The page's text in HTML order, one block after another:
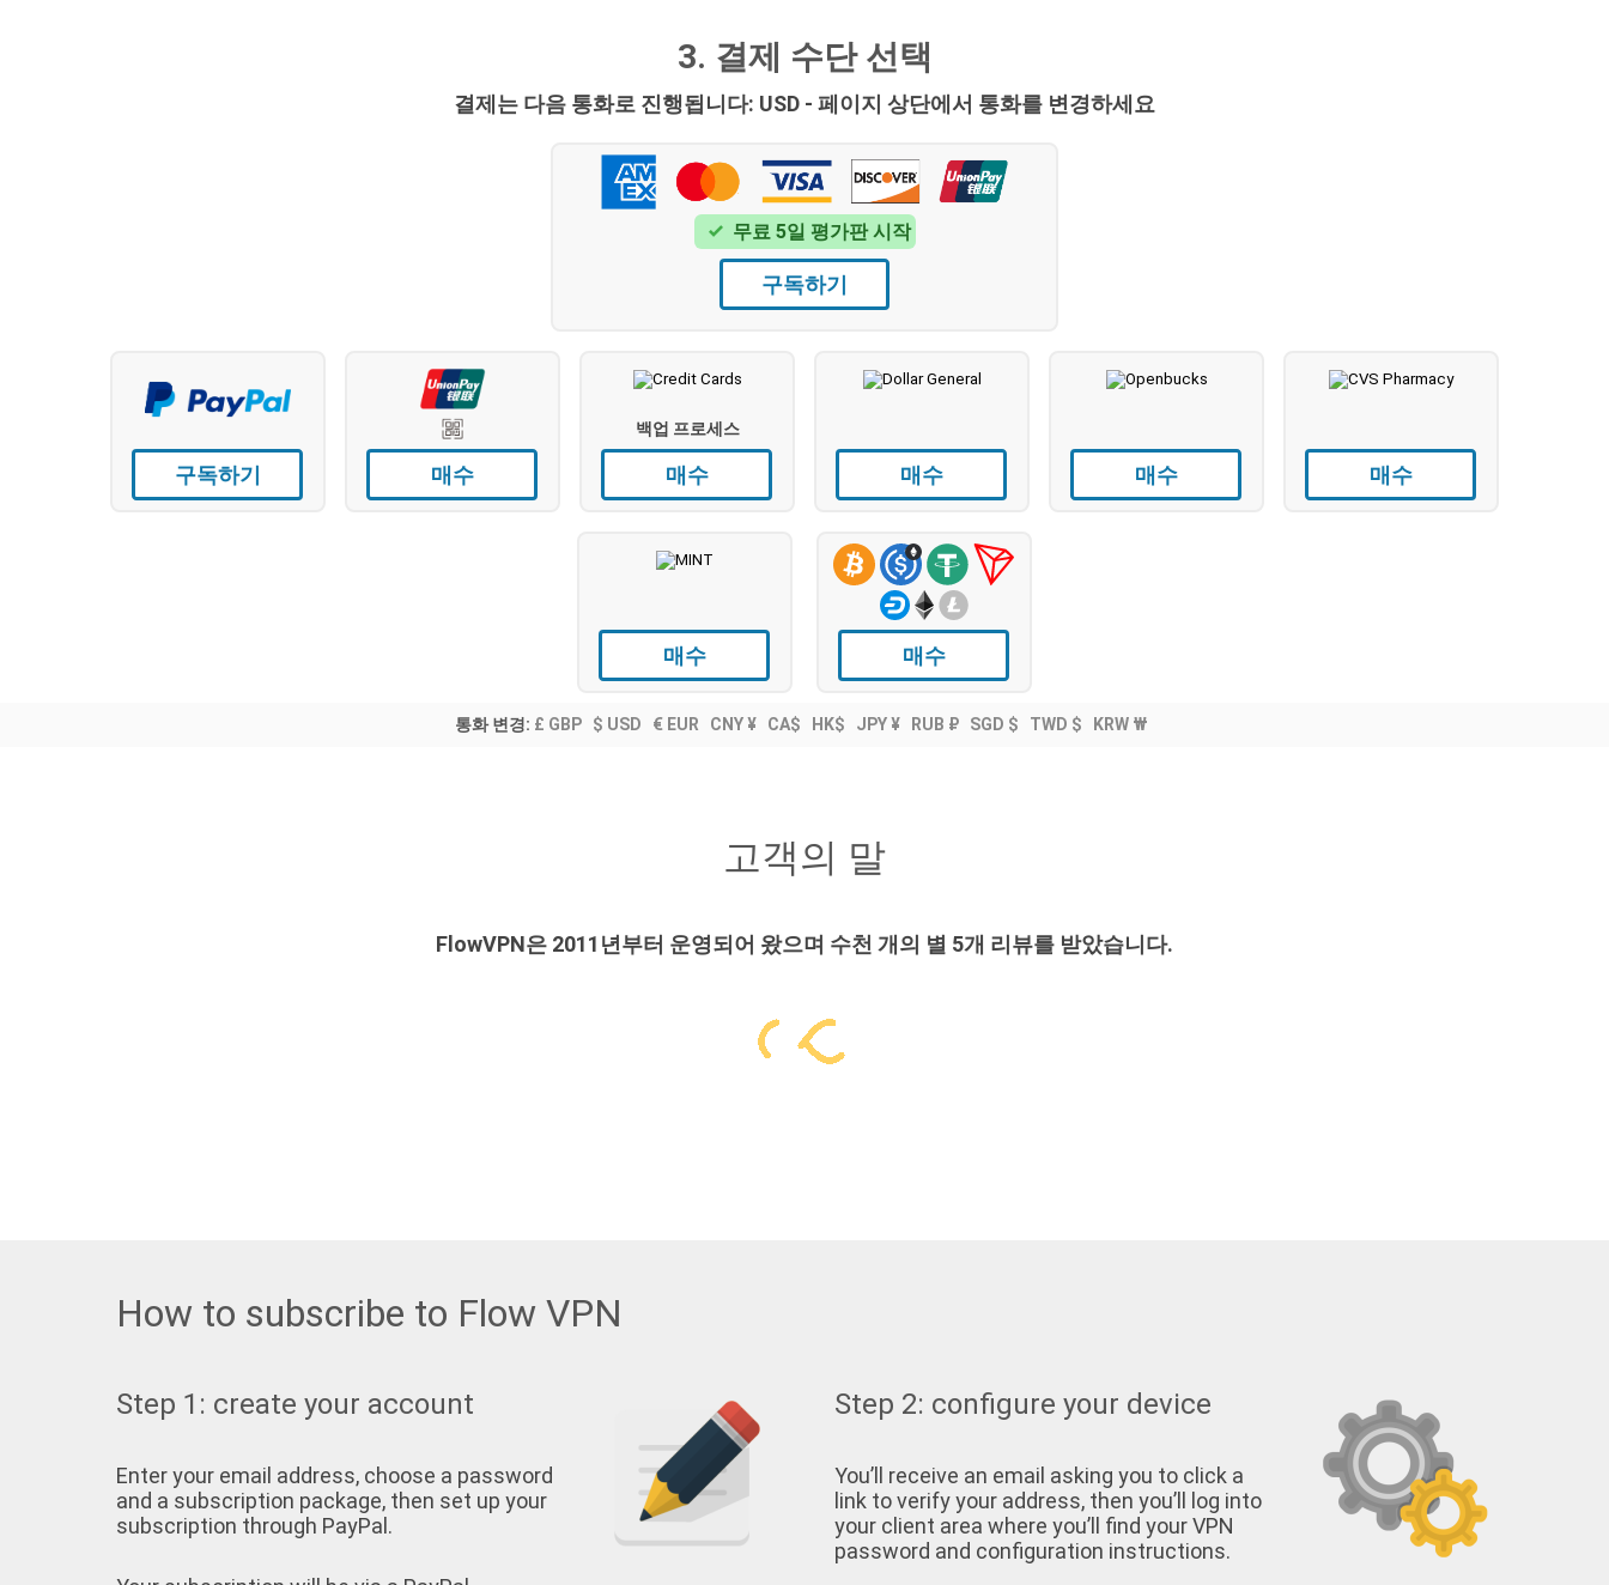
3. 결제 수단 선택
결제는 다음 통화로 진행됩니다: USD - 페이지 상단에서 통화를 변경하세요
무료 5일 평가판 시작
구독하기
구독하기 매수
백업 프로세스
매수 매수 매수 매수
매수 매수
통화 변경: £ GBP $ USD € EUR CNY ¥ CA$ HK$ JPY ¥ RUB ₽ SGD $ TWD $ KRW ₩
고객의 말
FlowVPN은 2011년부터 운영되어 왔으며 수천 개의 별 5개 리뷰를 받았습니다.
How to subscribe to Flow VPN
Step 1: create your account
Enter your email address, choose a password
and a subscription package, then set up your
subscription through PayPal.
Step 2: configure your device
You’ll receive an email asking you to click a
link to verify your address, then you’ll log into
your client area where you’ll find your VPN
password and configuration instructions.